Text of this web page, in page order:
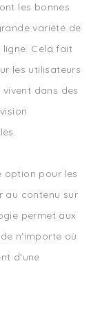
les bonnes
variété de
Cela fait
les utilisateurs
dans des
option pour les
au contenu sur
permet aux
n'importe où
d'une